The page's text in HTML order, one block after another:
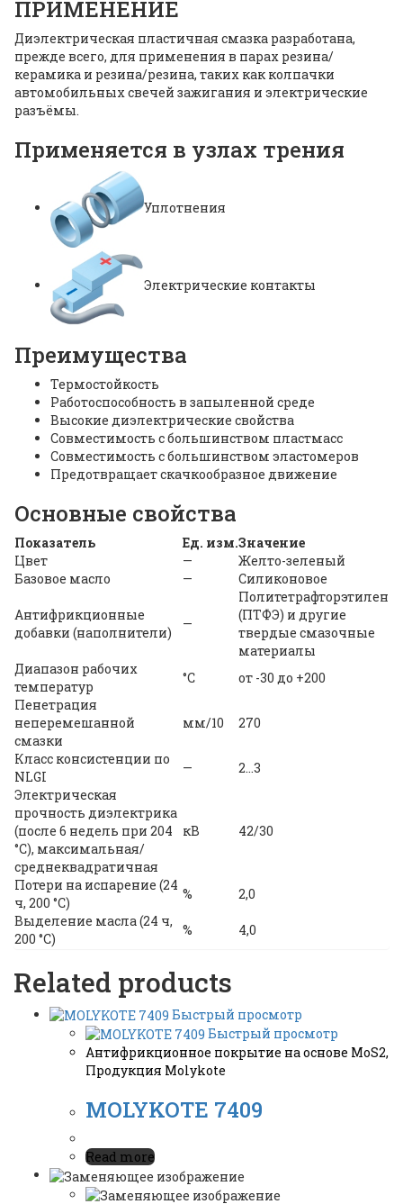
ПРИМЕНЕНИЕ
Диэлектрическая пластичная смазка разработана,
прежде всего, для применения в парах резина/
керамика и резина/резина, таких как колпачки
автомобильных свечей зажигания и электрические
разъёмы.
Применяется в узлах трения
Уплотнения
Электрические контакты
Преимущества
Термостойкость
Работоспособность в запыленной среде
Высокие диэлектрические свойства
Совместимость с большинством пластмасс
Совместимость с большинством эластомеров
Предотвращает скачкообразное движение
Основные свойства
Показатель Ед. изм.Значение
Цвет
—
Желто-зеленый
Базовое масло
— Силиконовое
Антифрикционные
добавки (наполнители)
—
Политетрафторэтилен
(ПТФЭ) и другие
твердые смазочные
материалы
Диапазон рабочих
температур
°С
от -30 до +200
Пенетрация
неперемешанной
смазки
мм/10 270
Класс консистенции по
NLGI
—
2…3
Электрическая
прочность диэлектрика
(после 6 недель при 204
°С), максимальная/
среднеквадратичная
кВ 42/30
Потери на испарение (24
ч, 200 °C)
%
2,0
Выделение масла (24 ч,
200 °C)
% 4,0
Related products
Быстрый просмотр
Быстрый просмотр
Антифрикционное покрытие на основе MoS2,
Продукция Molykote
MOLYKOTE 7409
Read more